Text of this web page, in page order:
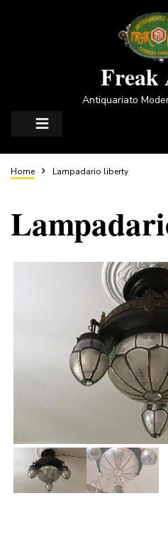
Freak
Antiquariato
Briciole
di
pane
Home Lampadario liberty